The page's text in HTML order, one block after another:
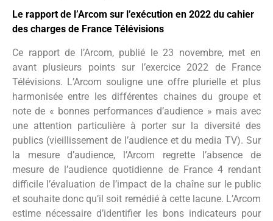
Le rapport de l’Arcom sur l’exécution en 2022 du cahier
des charges de France Télévisions
Ce rapport de l’Arcom, publié le 23 novembre, met en
avant plusieurs points sur l’exercice 2022 de France
Télévisions. L’Arcom souligne une offre plurielle et plus
harmonisée entre les différentes chaines du groupe et
note de « bonnes performances d’audience » mais avec
une attention particulière à porter sur la diversité des
publics (vieillissement de l’audience et du media TV). Sur
la mesure d’audience, l’Arcom regrette l’absence de
mesure de l’audience quotidienne de France 4 rendant
difficile l’évaluation de l’impact de la chaîne sur le public
et souhaite donc qu’il soit remédié à cette lacune. L’Arcom
estime nécessaire d’identifier les bons indicateurs pour